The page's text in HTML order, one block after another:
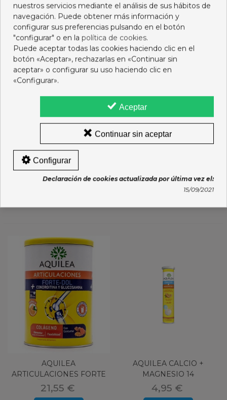
VEGENUTRIL VAINILLA
350 G NUTERGIA
24,75 € 23,95 €
AQUILEA
ARTICULACIONES FORTE
POLVO 280 G
21,55 €
AQUILEA CALCIO +
MAGNESIO 14
COMPRIMIDOS EFERVES
4,95 €
nuestros servicios mediante el análisis de sus hábitos de
navegación. Puede obtener más información y
configurar sus preferencias pulsando en el botón
"configurar" o en la política de cookies.
Puede aceptar todas las cookies haciendo clic en el
botón «Aceptar», rechazarlas en «Continuar sin
aceptar» o configurar su uso haciendo clic en
«Configurar».
Aceptar
Continuar sin aceptar
Configurar
Declaración de cookies actualizada por última vez el:
15/09/2021